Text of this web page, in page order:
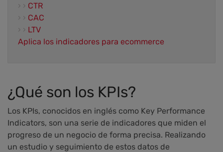
› › CTR
› › CAC
› › LTV
Aplica los indicadores para ecommerce
¿Qué son los KPIs?
Los KPIs, conocidos en inglés como Key Performance
Indicators, son una serie de indicadores que miden el
progreso de un negocio de forma precisa. Realizando
un estudio y seguimiento de estos datos de